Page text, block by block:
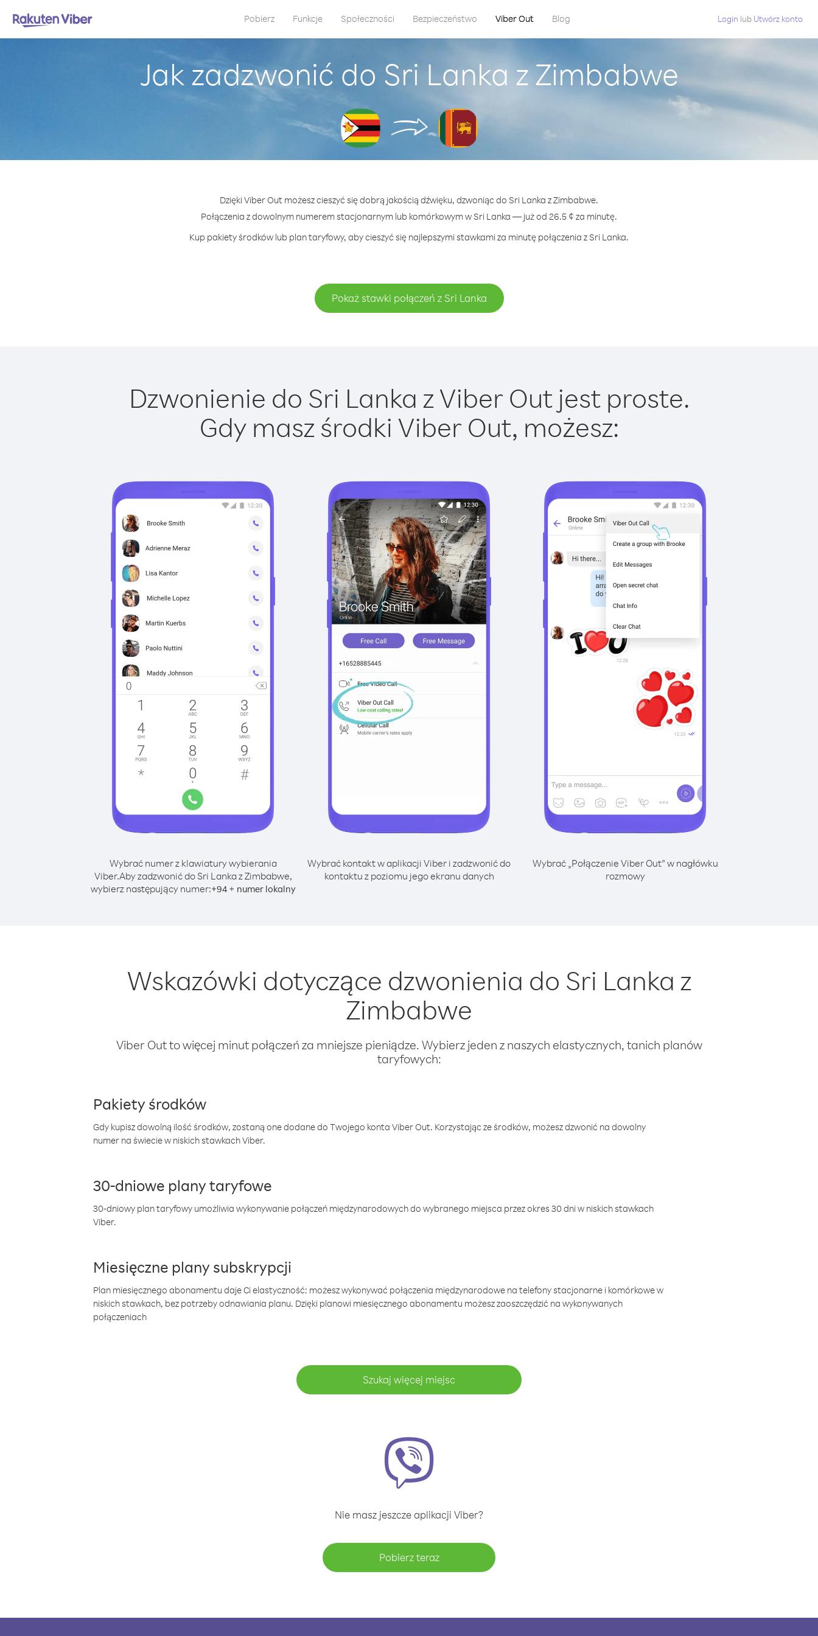
Pobierz Funkcje Społeczności Bezpieczeństwo Viber Out Blog Login lub Utwórz konto
Jak zadzwonić do Sri Lanka z Zimbabwe
Dzięki Viber Out możesz cieszyć się dobrą jakością dźwięku, dzwoniąc do Sri Lanka z Zimbabwe.
Połączenia z dowolnym numerem stacjonarnym lub komórkowym w Sri Lanka — już od 26.5 ¢ za minutę.
Kup pakiety środków lub plan taryfowy, aby cieszyć się najlepszymi stawkami za minutę połączenia z Sri Lanka.
Pokaż stawki połączeń z Sri Lanka
Dzwonienie do Sri Lanka z Viber Out jest proste.
Gdy masz środki Viber Out, możesz:
Wybrać numer z klawiatury wybierania
Viber.Aby zadzwonić do Sri Lanka z Zimbabwe,
wybierz następujący numer:+94+ numer lokalny
Wybrać kontakt w aplikacji Viber i zadzwonić do
kontaktu z poziomu jego ekranu danych
Wybrać „Połączenie Viber Out” w nagłówku
rozmowy
Wskazówki dotyczące dzwonienia do Sri Lanka z
Zimbabwe
Viber Out to więcej minut połączeń za mniejsze pieniądze. Wybierz jeden z naszych elastycznych, tanich planów
taryfowych:
Pakiety środków
Gdy kupisz dowolną ilość środków, zostaną one dodane do Twojego konta Viber Out. Korzystając ze środków, możesz dzwonić na dowolny
numer na świecie w niskich stawkach Viber.
30-dniowe plany taryfowe
30-dniowy plan taryfowy umożliwia wykonywanie połączeń międzynarodowych do wybranego miejsca przez okres 30 dni w niskich stawkach
Viber.
Miesięczne plany subskrypcji
Plan miesięcznego abonamentu daje Ci elastyczność: możesz wykonywać połączenia międzynarodowe na telefony stacjonarne i komórkowe w
niskich stawkach, bez potrzeby odnawiania planu. Dzięki planowi miesięcznego abonamentu możesz zaoszczędzić na wykonywanych
połączeniach
Szukaj więcej miejsc
Nie masz jeszcze aplikacji Viber?
Pobierz teraz